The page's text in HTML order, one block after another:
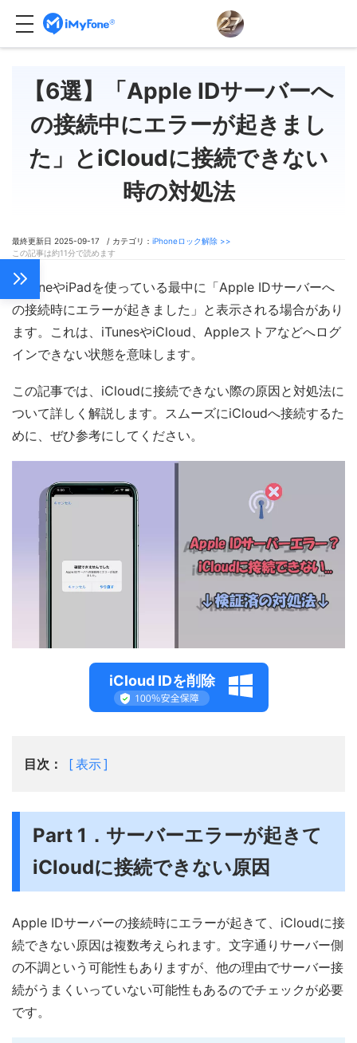
【6選】「Apple IDサーバーへ
の接続中にエラーが起きまし
た」とiCloudに接続できない
時の対処法
最終更新日 2025-09-17 / カテゴリ： iPhoneロック解除 >>
この記事は約11分で読めます
iPhoneやiPadを使っている最中に「Apple IDサーバーへ
の接続時にエラーが起きました」と表示される場合があり
ます。これは、iTunesやiCloud、Appleストアなどへログ
インできない状態を意味します。
この記事では、iCloudに接続できない際の原因と対処法に
ついて詳しく解説します。スムーズにiCloudへ接続するた
めに、ぜひ参考にしてください。
iCloud IDを削除
目次： 表示
Part 1．サーバーエラーが起きて
iCloudに接続できない原因
Apple IDサーバーの接続時にエラーが起きて、iCloudに接
続できない原因は複数考えられます。文字通りサーバー側
の不調という可能性もありますが、他の理由でサーバー接
続がうまくいっていない可能性もあるのでチェックが必要
です。